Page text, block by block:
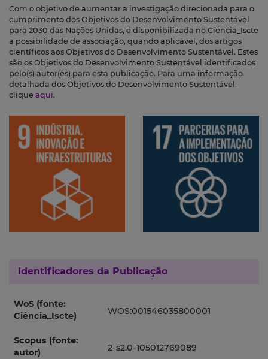
Com o objetivo de aumentar a investigação direcionada para o
cumprimento dos Objetivos do Desenvolvimento Sustentável
para 2030 das Nações Unidas, é disponibilizada no Ciência_Iscte
a possibilidade de associação, quando aplicável, dos artigos
científicos aos Objetivos do Desenvolvimento Sustentável. Estes
são os Objetivos do Desenvolvimento Sustentável identificados
pelo(s) autor(es) para esta publicação. Para uma informação
detalhada dos Objetivos do Desenvolvimento Sustentável,
clique aqui.
Identificadores da Publicação
WoS (fonte:
Ciência_Iscte)
WOS:001546035800001
Scopus (fonte:
autor)
2-s2.0-105012769089